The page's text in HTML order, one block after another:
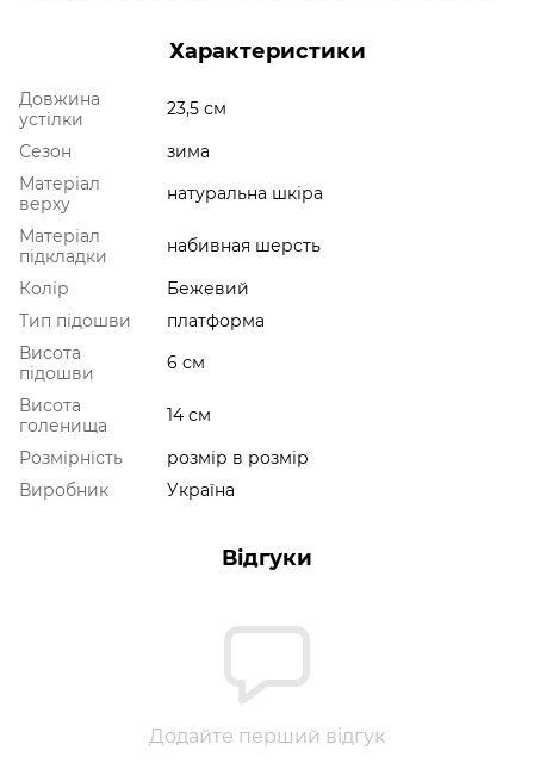
Характеристики
Довжина
устілки
23,5 см
Сезон
зима
Матеріал
верху
натуральна шкіра
Матеріал
підкладки
набивная шерсть
Колір
Бежевий
Тип підошви
платформа
Висота
підошви
6 см
Висота
голенища
14 см
Розмірність
розмір в розмір
Виробник
Україна
Відгуки
Додайте перший відгук